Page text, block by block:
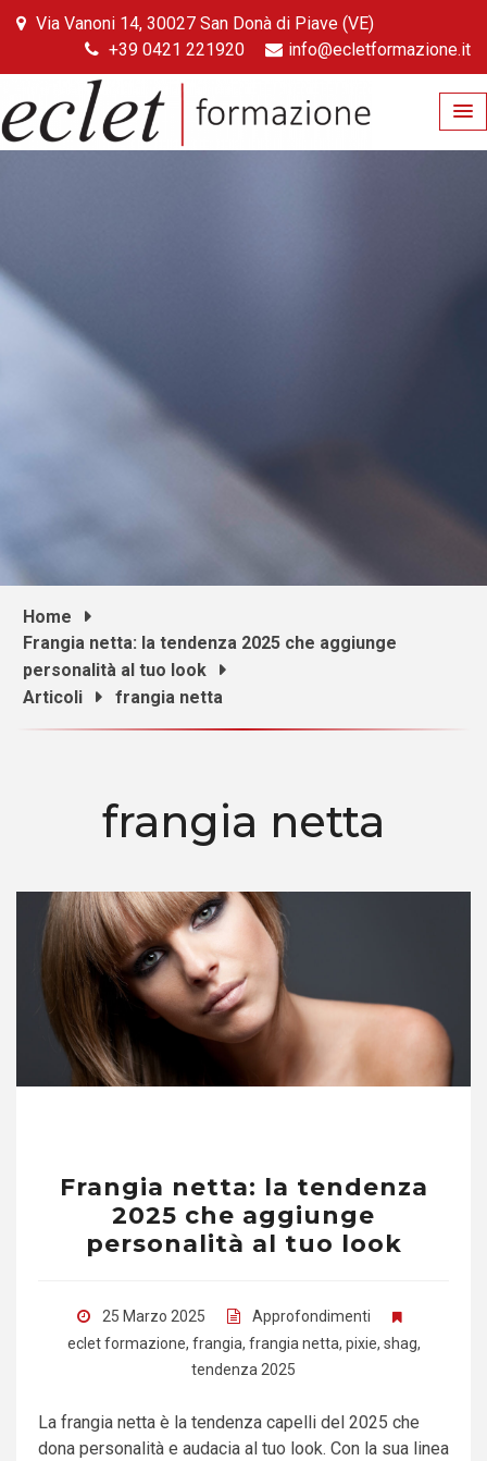
Skip
Via Vanoni 14, 30027 San Donà di Piave (VE)
+39 0421 221920
info@ecletformazione.it
Home
Frangia netta: la tendenza 2025 che aggiunge
personalità al tuo look
Articoli
frangia netta
frangia netta
Frangia netta: la tendenza
2025 che aggiunge
personalità al tuo look
25 Marzo 2025
Approfondimenti
eclet formazione, frangia, frangia netta, pixie, shag,
tendenza 2025
La frangia netta è la tendenza capelli del 2025 che
dona personalità e audacia al tuo look. Con la sua linea